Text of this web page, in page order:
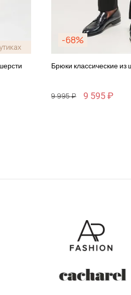
-68%
Брюки классические
29 995 ₽ 9 595 ₽